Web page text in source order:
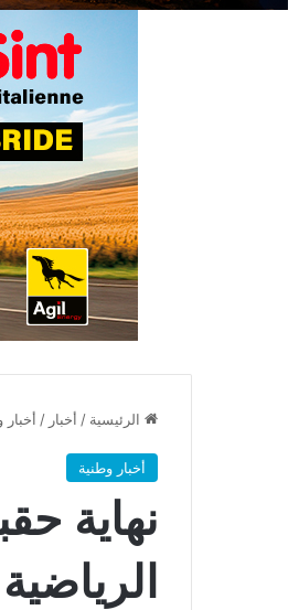
الرئيسية / أخبار / أخبار
أخبار وطنية
نهاية